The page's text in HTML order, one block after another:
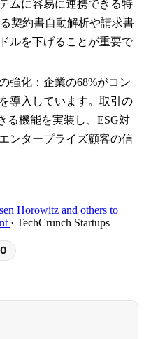
ムに容易に連携できる特
契約書自動解析や請求書
ルを下げることが重要で
強化：企業の68%がコン
導入しています。取引の
る機能を実装し、ESG対
ンタープライズ顧客の信
Horowitz and others to
· TechCrunch Startups